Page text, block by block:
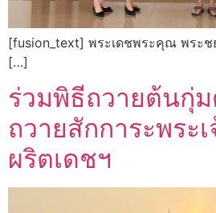
[fusion_text] พระเดชพระคุณ พระ
[…]
ร่วมพิธีถวายต้นกุ่
ถวายสักการะพระ
ผริตเดชฯ